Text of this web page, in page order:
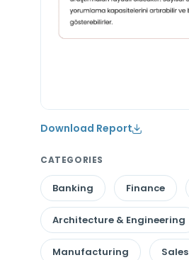
Download Report
CATEGORIES
Banking Finance
Architecture & Engineering
Manufacturing Sales